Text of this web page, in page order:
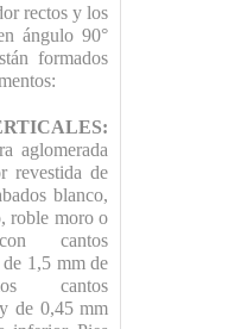
rectos y los
ángulo 90°
formados
aglomerada
revestida de
blanco,
roble moro o
cantos
1,5 mm de
cantos
de 0,45 mm